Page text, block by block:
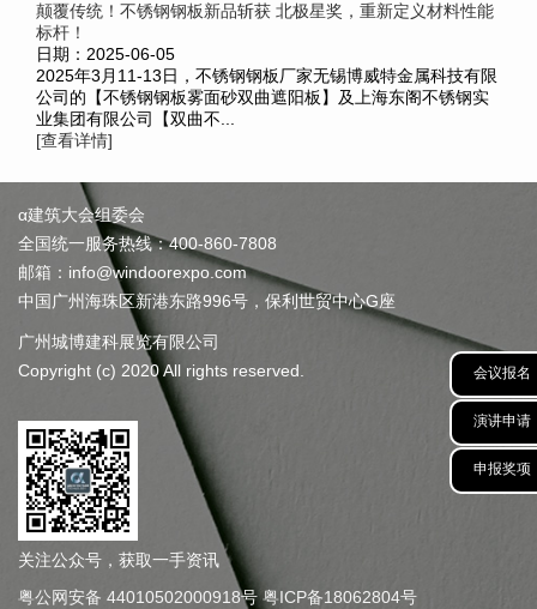
会议报名
演讲申请
申报奖项
颠覆传统！不锈钢钢板新品斩获 北极星奖，重新定义材料性能
标杆！
日期：2025-06-05
2025年3月11-13日，不锈钢钢板厂家无锡博威特金属科技有限
公司的【不锈钢钢板雾面砂双曲遮阳板】及上海东阁不锈钢实
业集团有限公司【双曲不...
[查看详情]
α建筑大会组委会
全国统一服务热线：400-860-7808
邮箱：info@windoorexpo.com
中国广州海珠区新港东路996号，保利世贸中心G座
广州城博建科展览有限公司
Copyright (c) 2020 All rights reserved.
关注公众号，获取一手资讯
粤公网安备 44010502000918号 粤ICP备18062804号